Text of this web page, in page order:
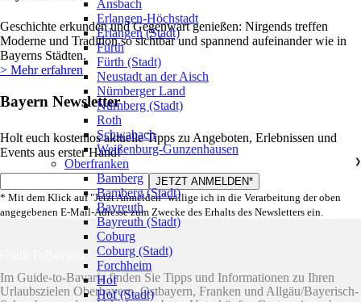
Geschichte erkunden und Gegenwart genießen: Nirgends treffen
Moderne und Tradition so sichtbar und spannend aufeinander wie in
Bayerns Städten.
> Mehr erfahren
Bayern Newsletter
Holt euch kostenlos aktuelle Tipps zu Angeboten, Erlebnissen und
Events aus erster Hand!
* Mit dem Klick auf "Jetzt Anmelden" willige ich in die Verarbeitung der oben
angegebenen E-Mail-Adresse zum Zwecke des Erhalts des Newsletters ein.
GuideToBavaria
Im Guide-to-Bavaria finden Sie Tipps und Informationen zu Ihren
Urlaubszielen Oberbayern, Ostbayern, Franken und Allgäu/Bayerisch-
Ansbach
Erlangen-Höchstadt
Erlangen (Stadt)
Fürth
Fürth (Stadt)
Neustadt an der Aisch
Nürnberger Land
Nürnberg (Stadt)
Roth
Schwabach
Weißenburg-Gunzenhausen
Oberfranken
❯
Bamberg
Bamberg (Stadt)
Bayreuth
Bayreuth (Stadt)
Coburg
Coburg (Stadt)
Forchheim
Hof
Hof (Stadt)